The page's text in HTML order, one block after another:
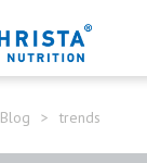
Blog > trends